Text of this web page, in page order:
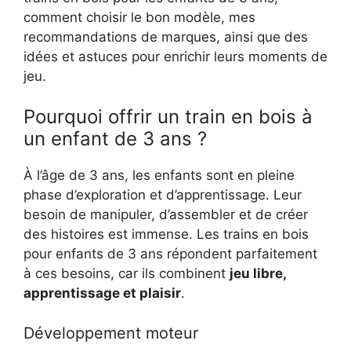
comment choisir le bon modèle, mes
recommandations de marques, ainsi que des
idées et astuces pour enrichir leurs moments de
jeu.
Pourquoi offrir un train en bois à
un enfant de 3 ans ?
À l’âge de 3 ans, les enfants sont en pleine
phase d’exploration et d’apprentissage. Leur
besoin de manipuler, d’assembler et de créer
des histoires est immense. Les trains en bois
pour enfants de 3 ans répondent parfaitement
à ces besoins, car ils combinent jeu libre,
apprentissage et plaisir.
Développement moteur